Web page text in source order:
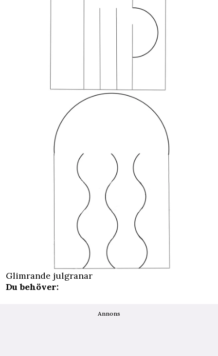
Glimrande julgranar
Du behöver:
Annons